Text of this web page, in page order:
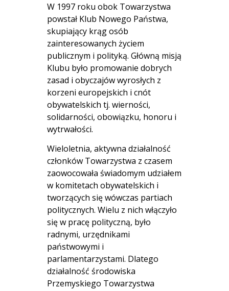
W 1997 roku obok Towarzystwa
powstał Klub Nowego Państwa,
skupiający krąg osób
zainteresowanych życiem
publicznym i polityką. Główną misją
Klubu było promowanie dobrych
zasad i obyczajów wyrosłych z
korzeni europejskich i cnót
obywatelskich tj. wierności,
solidarności, obowiązku, honoru i
wytrwałości.
Wieloletnia, aktywna działalność
członków Towarzystwa z czasem
zaowocowała świadomym udziałem
w komitetach obywatelskich i
tworzących się wówczas partiach
politycznych. Wielu z nich włączyło
się w pracę polityczną, było
radnymi, urzędnikami
państwowymi i
parlamentarzystami. Dlatego
działalność środowiska
Przemyskiego Towarzystwa